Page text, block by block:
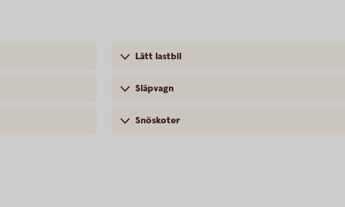
Lätt lastbil
Släpvagn
Snöskoter